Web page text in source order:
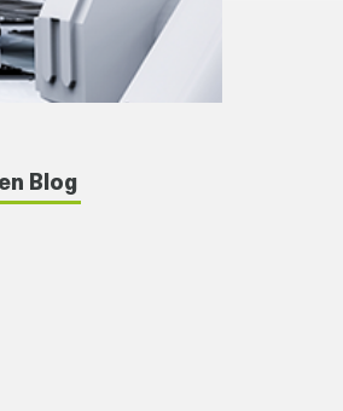
Blog